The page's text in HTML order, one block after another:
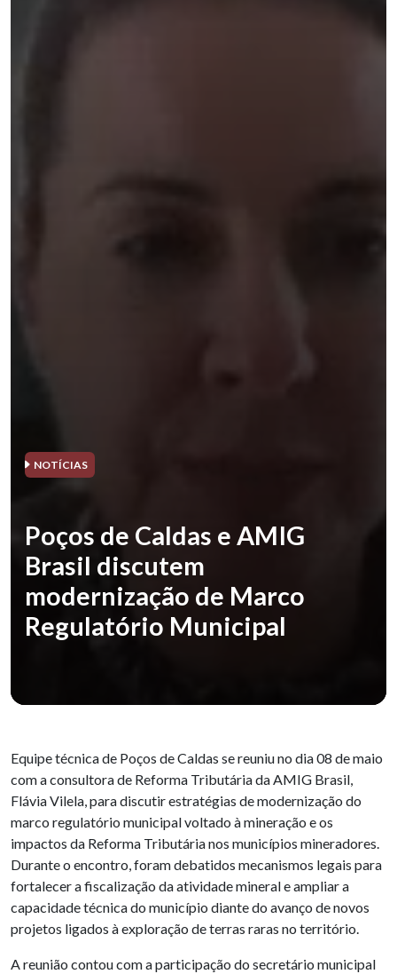
NOTÍCIAS
Poços de Caldas e AMIG
Brasil discutem
modernização de Marco
Regulatório Municipal
Equipe técnica de Poços de Caldas se reuniu no dia 08 de maio
com a consultora de Reforma Tributária da AMIG Brasil,
Flávia Vilela, para discutir estratégias de modernização do
marco regulatório municipal voltado à mineração e os
impactos da Reforma Tributária nos municípios mineradores.
Durante o encontro, foram debatidos mecanismos legais para
fortalecer a fiscalização da atividade mineral e ampliar a
capacidade técnica do município diante do avanço de novos
projetos ligados à exploração de terras raras no território.
A reunião contou com a participação do secretário municipal